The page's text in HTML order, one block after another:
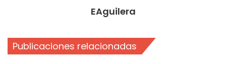
EAguilera
Publicaciones relacionadas